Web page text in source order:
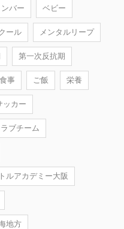
ンバー ベビー
ール メンタルリープ
第一次反抗期
食事 ご飯 栄養
ッカー
ブチーム
ルアカデミー大阪
地方